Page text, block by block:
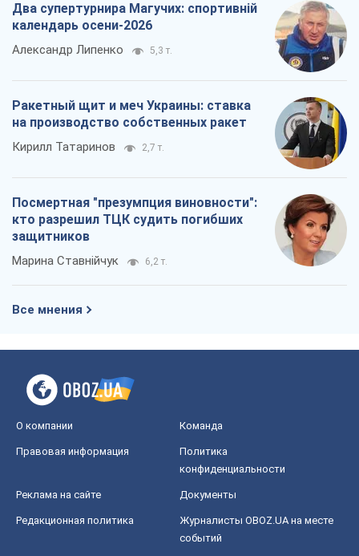
Два супертурнира Магучих: спортивній
календарь осени-2026
Александр Липенко 5,3 т.
Ракетный щит и меч Украины: ставка
на производство собственных ракет
Кирилл Татаринов 2,7 т.
Посмертная "презумпция виновности":
кто разрешил ТЦК судить погибших
защитников
Марина Ставнійчук 6,2 т.
Все мнения
О компании Команда
Правовая информация
Политика
конфиденциальности
Реклама на сайте Документы
Редакционная политика
Журналисты OBOZ.UA на месте
событий